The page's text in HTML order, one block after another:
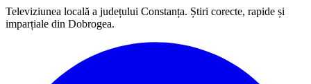
Televiziunea locală a județului Constanța. Știri corecte, rapide și
imparțiale din Dobrogea.